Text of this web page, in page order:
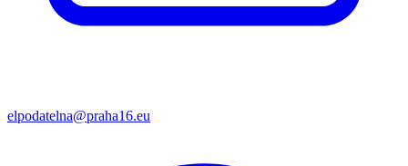
elpodatelna@praha16.eu